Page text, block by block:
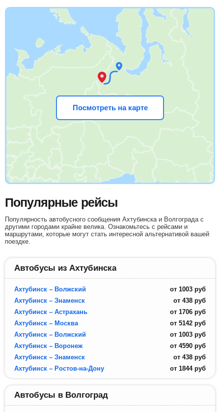
Посмотреть на карте
Популярные рейсы
Популярность автобусного сообщения Ахтубинска и Волгограда с
другими городами крайне велика. Ознакомьтесь с рейсами и
маршрутами, которые могут стать интересной альтернативой вашей
поездке.
Автобусы из Ахтубинска
Ахтубинск – Волжский от 1003 руб
Ахтубинск – Знаменск
от 438 руб
Ахтубинск – Астрахань
от 1706 руб
Ахтубинск – Москва
от 5142 руб
Ахтубинск – Волжский
от 1003 руб
Ахтубинск – Воронеж
от 4590 руб
Ахтубинск – Знаменск
от 438 руб
Ахтубинск – Ростов-на-Дону
от 1844 руб
Автобусы в Волгоград